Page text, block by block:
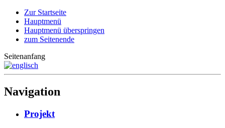
Zur Startseite
Hauptmenü
Hauptmenü überspringen
zum Seitenende
Seitenanfang
Navigation
Projekt